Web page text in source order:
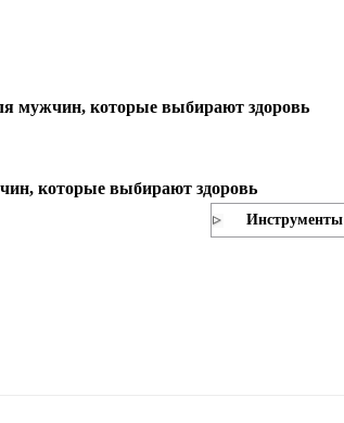
которые выбирают здоровь
которые выбирают здоровь
Инструменты